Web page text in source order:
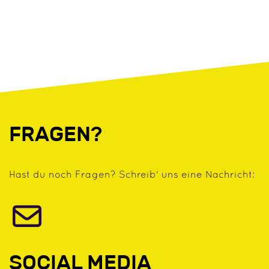
FRAGEN?
Hast du noch Fragen? Schreib' uns eine Nachricht:
SOCIAL MEDIA